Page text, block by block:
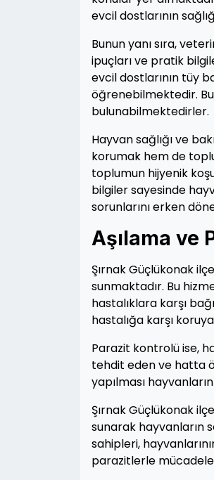
evcil dostlarının
Bunun yanı sıra,
ipuçları ve pratik
evcil dostlarının tüy
öğrenebilmektedir. Bu
bulunabilmektedirler.
Hayvan sağlığı ve
korumak hem de
toplumun hijyenik
bilgiler sayesinde
sorunlarını erken
Aşılama ve
Şırnak Güçlükonak
sunmaktadır. Bu
hastalıklara karşı
hastalığa karşı
Parazit kontrolü ise,
tehdit eden ve hatta
yapılması
Şırnak Güçlükonak
sunarak hayvanların
sahipleri,
parazitlerle mücadele